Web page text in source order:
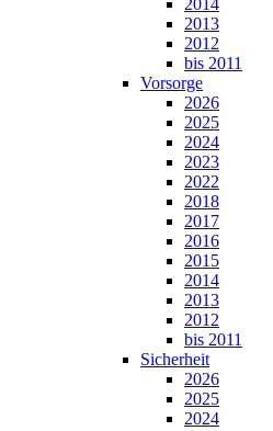
2014
2013
2012
bis 2011
Vorsorge
2026
2025
2024
2023
2022
2018
2017
2016
2015
2014
2013
2012
bis 2011
Sicherheit
2026
2025
2024